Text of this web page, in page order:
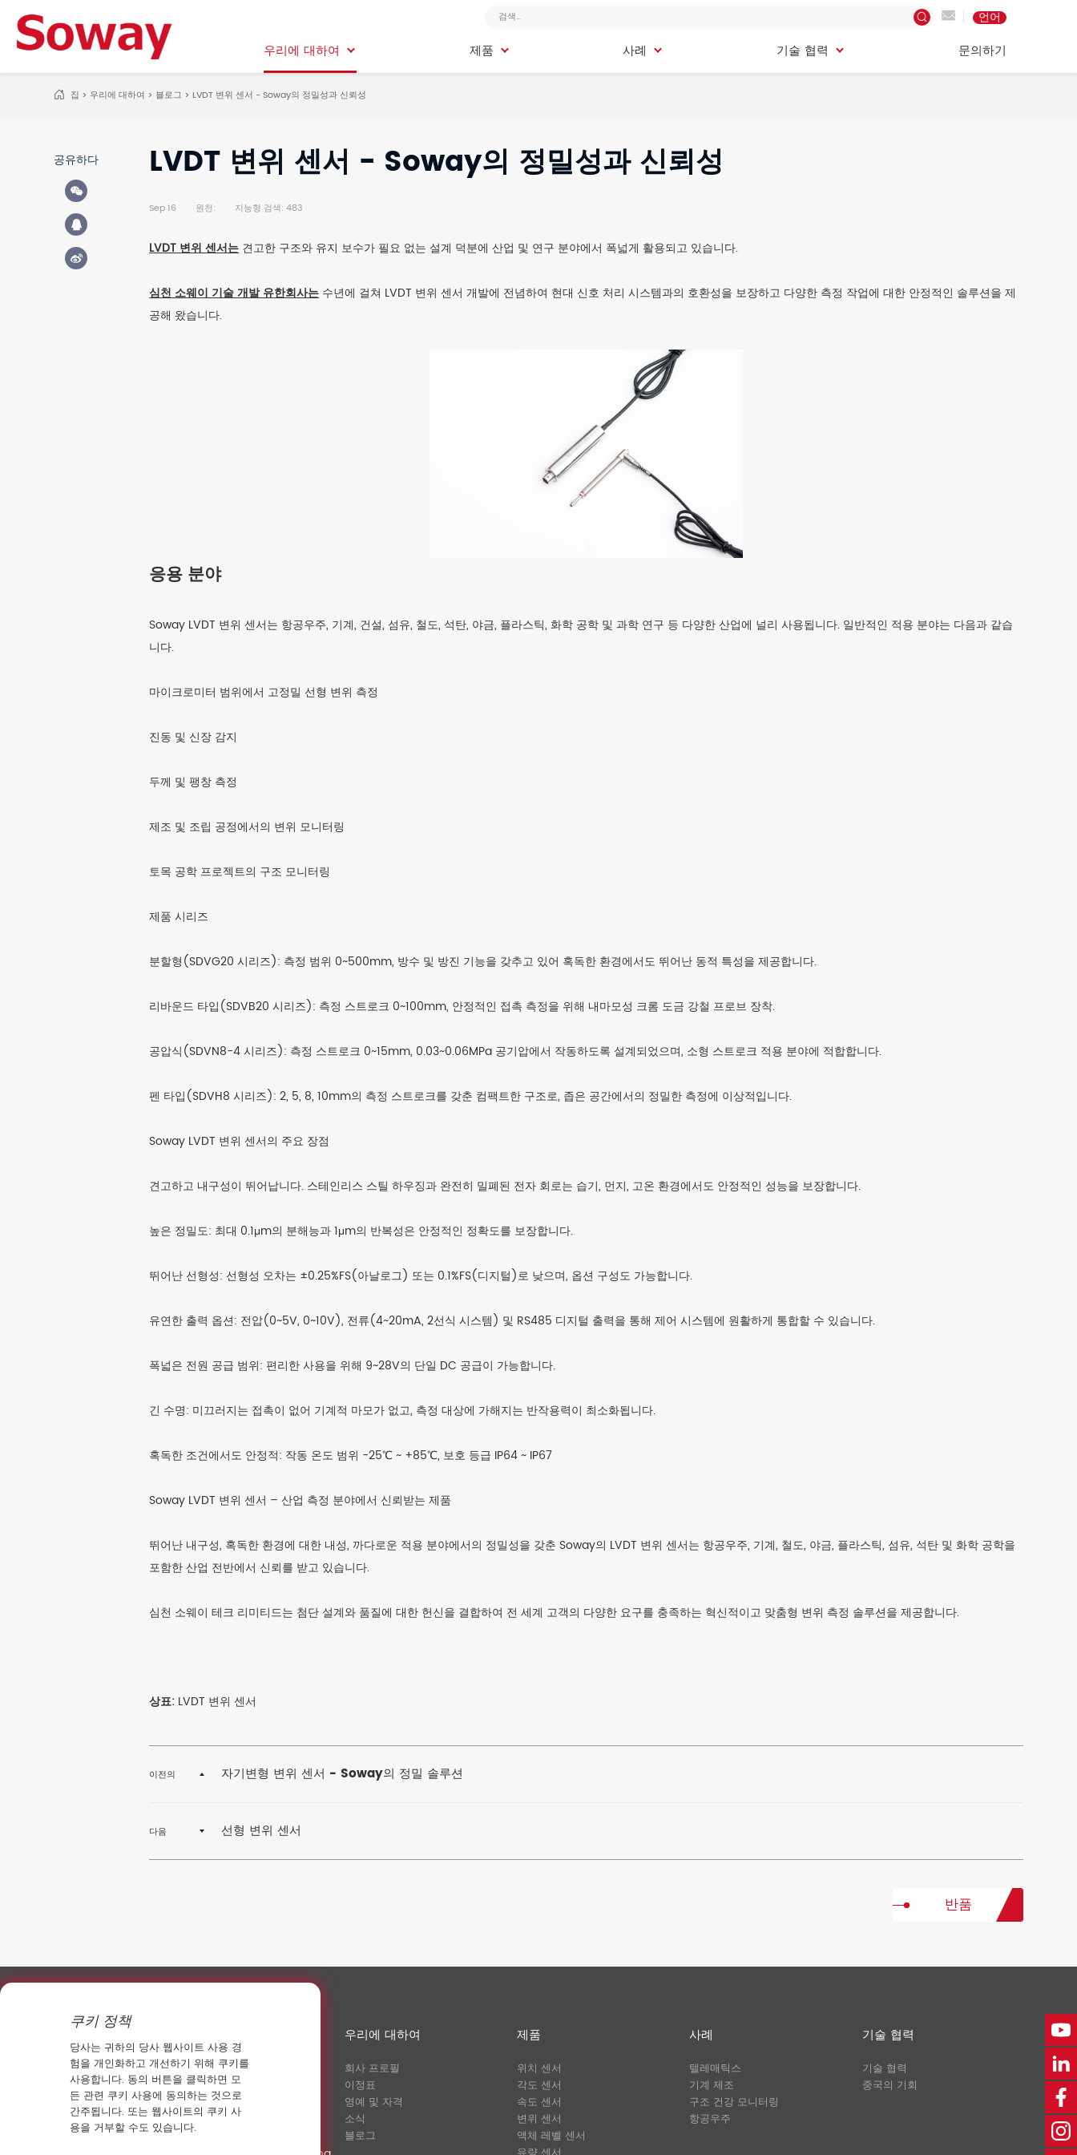
언어
우리에 대하여
제품
사례
기술 협력
문의하기
집 > 우리에 대하여 > 블로그 > LVDT 변위 센서 - Soway의 정밀성과 신뢰성
공유하다 LVDT 변위 센서 - Soway의 정밀성과 신뢰성
Sep 16 원천: 지능형 검색: 483
LVDT 변위 센서는견고한 구조와 유지 보수가 필요 없는 설계 덕분에 산업 및 연구 분야에서 폭넓게 활용되고 있습니다.
심천 소웨이 기술 개발 유한회사는수년에 걸쳐 LVDT 변위 센서 개발에 전념하여 현대 신호 처리 시스템과의 호환성을 보장하고 다양한 측정 작업에 대한 안정적인 솔루션을 제
공해 왔습니다.
응용 분야
Soway LVDT 변위 센서는 항공우주, 기계, 건설, 섬유, 철도, 석탄, 야금, 플라스틱, 화학 공학 및 과학 연구 등 다양한 산업에 널리 사용됩니다. 일반적인 적용 분야는 다음과 같습
니다.
마이크로미터 범위에서 고정밀 선형 변위 측정
진동 및 신장 감지
두께 및 팽창 측정
제조 및 조립 공정에서의 변위 모니터링
토목 공학 프로젝트의 구조 모니터링
제품 시리즈
분할형(SDVG20 시리즈): 측정 범위 0~500mm, 방수 및 방진 기능을 갖추고 있어 혹독한 환경에서도 뛰어난 동적 특성을 제공합니다.
리바운드 타입(SDVB20 시리즈): 측정 스트로크 0~100mm, 안정적인 접촉 측정을 위해 내마모성 크롬 도금 강철 프로브 장착.
공압식(SDVN8-4 시리즈): 측정 스트로크 0~15mm, 0.03~0.06MPa 공기압에서 작동하도록 설계되었으며, 소형 스트로크 적용 분야에 적합합니다.
펜 타입(SDVH8 시리즈): 2, 5, 8, 10mm의 측정 스트로크를 갖춘 컴팩트한 구조로, 좁은 공간에서의 정밀한 측정에 이상적입니다.
Soway LVDT 변위 센서의 주요 장점
견고하고 내구성이 뛰어납니다. 스테인리스 스틸 하우징과 완전히 밀폐된 전자 회로는 습기, 먼지, 고온 환경에서도 안정적인 성능을 보장합니다.
높은 정밀도: 최대 0.1μm의 분해능과 1μm의 반복성은 안정적인 정확도를 보장합니다.
뛰어난 선형성: 선형성 오차는 ±0.25%FS(아날로그) 또는 0.1%FS(디지털)로 낮으며, 옵션 구성도 가능합니다.
유연한 출력 옵션: 전압(0~5V, 0~10V), 전류(4~20mA, 2선식 시스템) 및 RS485 디지털 출력을 통해 제어 시스템에 원활하게 통합할 수 있습니다.
폭넓은 전원 공급 범위: 편리한 사용을 위해 9~28V의 단일 DC 공급이 가능합니다.
긴 수명: 미끄러지는 접촉이 없어 기계적 마모가 없고, 측정 대상에 가해지는 반작용력이 최소화됩니다.
혹독한 조건에서도 안정적: 작동 온도 범위 -25℃ ~ +85℃, 보호 등급 IP64 ~ IP67
Soway LVDT 변위 센서 – 산업 측정 분야에서 신뢰받는 제품
뛰어난 내구성, 혹독한 환경에 대한 내성, 까다로운 적용 분야에서의 정밀성을 갖춘 Soway의 LVDT 변위 센서는 항공우주, 기계, 철도, 야금, 플라스틱, 섬유, 석탄 및 화학 공학을
포함한 산업 전반에서 신뢰를 받고 있습니다.
심천 소웨이 테크 리미티드는 첨단 설계와 품질에 대한 헌신을 결합하여 전 세계 고객의 다양한 요구를 충족하는 혁신적이고 맞춤형 변위 측정 솔루션을 제공합니다.
상표: LVDT 변위 센서
이전의 자기변형 변위 센서 - Soway의 정밀 솔루션
다음 선형 변위 센서
반품
13911205130
fanny@sowaysensing.com
우리에 대하여
회사 프로필
이정표
영예 및 자격
소식
블로그
제품
위치 센서
각도 센서
속도 센서
변위 센서
액체 레벨 센서
사례
텔레매틱스
기계 제조
구조 건강 모니터링
항공우주
기술 협력
기술 협력
중국의 기회
쿠키 정책
당사는 귀하의 당사 웹사이트 사용 경
험을 개인화하고 개선하기 위해 쿠키를
사용합니다. 동의 버튼을 클릭하면 모
든 관련 쿠키 사용에 동의하는 것으로
간주됩니다. 또는 웹사이트의 쿠키 사
용을 거부할 수도 있습니다.